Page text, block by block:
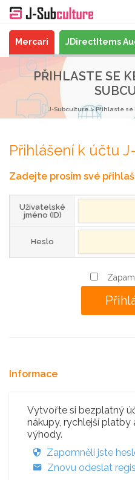
Mercari JDirectItems
PŘIHLASTE SE
J-Subculture Přihlaste se
Přihlášení k účtu
Zadejte prosím své
Uživatelské
jméno (ID)
Heslo
Informace
Vytvořte si bezplatný
nákupy, rychlejší platby
výhody.
Zapomněli jste
Znovu odeslat